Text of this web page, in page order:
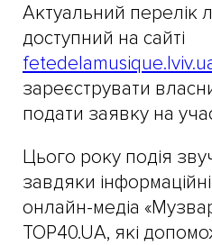
Актуальний перелік
доступний на сайті
зареєструвати
подати заявку на
Цього року подія
завдяки
онлайн-медіа
TOP40.UA, які